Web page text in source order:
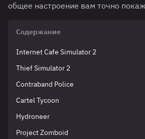
общее настроение вам точно
Содержание
Internet Cafe Simulator 2
Thief Simulator 2
Contraband Police
Cartel Tycoon
Hydroneer
Project Zomboid